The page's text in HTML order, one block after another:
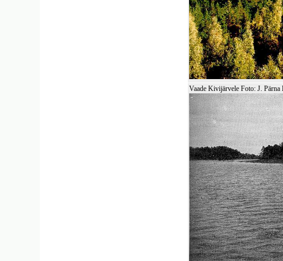
Vaade Kivijärvele Foto: J. Pärna